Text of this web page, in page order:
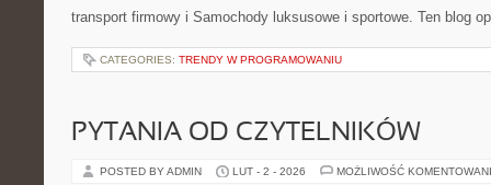
transport firmowy i Samochody luksusowe i sportowe. Ten blog
CATEGORIES: TRENDY W PROGRAMOWANIU
PYTANIA OD CZYTELNIKÓW
POSTED BY ADMIN LUT - 2 - 2026 MOŻLIWOŚĆ